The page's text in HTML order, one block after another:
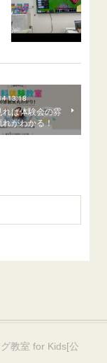
13:18
れば体験会の雰
れがわかる！
教室 for Kids[公